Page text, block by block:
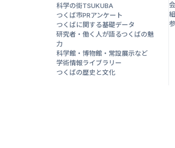
科学の街TSUKUBA
つくば市PRアンケート
つくばに関する基礎データ
研究者・働く人が語るつくばの魅
力
科学館・博物館・常設展示など
学術情報ライブラリー
つくばの歴史と文化